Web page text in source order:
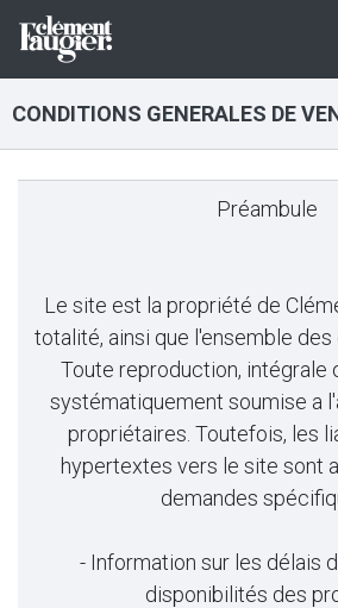
CONDITIONS GENERALES DE
Préambule
Le site est la propriété de
totalité, ainsi que l'ensemble
Toute reproduction, intégrale
systématiquement soumise a
propriétaires. Toutefois, les
hypertextes vers le site sont
demandes
- Information sur les délais
disponibilités des